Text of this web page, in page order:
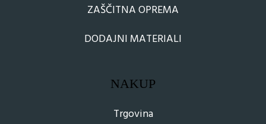
ZAŠČITNA OPREMA
DODAJNI MATERIALI
NAKUP
Trgovina